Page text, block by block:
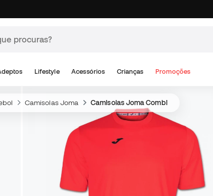
Lifestyle Acessórios Crianças Promoções
Camisolas Joma Camisolas Joma Combi